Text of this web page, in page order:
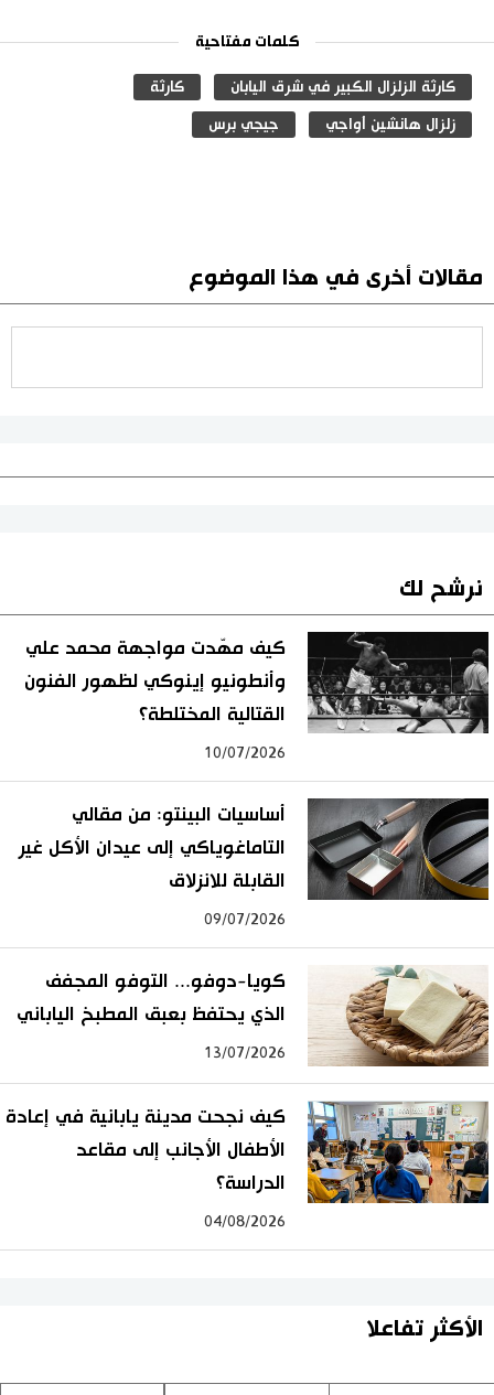
كلمات مفتاحية
كارثة الزلزال الكبير في شرق اليابان كارثة
زلزال هانشين أواجي جيجي برس
مقالات أخرى في هذا الموضوع
نرشح لك
كيف مهّدت مواجهة محمد علي
وأنطونيو إينوكي لظهور الفنون
القتالية المختلطة؟
10/07/2026
أساسيات البينتو: من مقالي
التاماغوياكي إلى عيدان الأكل غير
القابلة للانزلاق
09/07/2026
كويا-دوفو... التوفو المجفف
الذي يحتفظ بعبق المطبخ الياباني
13/07/2026
كيف نجحت مدينة يابانية في إعادة
الأطفال الأجانب إلى مقاعد
الدراسة؟
04/08/2026
الأكثر تفاعلا